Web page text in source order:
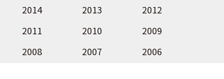
2014
2013
2012
2011
2010
2009
2008
2007 2006